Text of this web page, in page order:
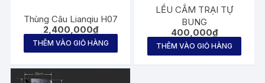
Thùng Câu Lianqiu H07
2,400,000₫
THÊM VÀO GIỎ HÀNG
LỀU CẮM TRẠI TỰ
BUNG
400,000₫
THÊM VÀO GIỎ HÀNG